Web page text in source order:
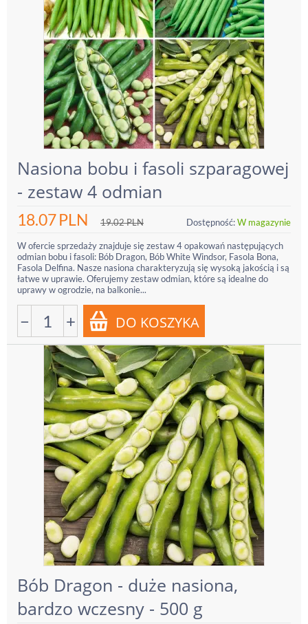
Nasiona bobu i fasoli szparagowej
- zestaw 4 odmian
18.07PLN 19.02PLN Dostępność:W magazynie
W ofercie sprzedaży znajduje się zestaw 4 opakowań następujących
odmian bobu i fasoli: Bób Dragon, Bób White Windsor, Fasola Bona,
Fasola Delfina. Nasze nasiona charakteryzują się wysoką jakością i są
łatwe w uprawie. Oferujemy zestaw odmian, które są idealne do
uprawy w ogrodzie, na balkonie...
− +
Bób Dragon - duże nasiona,
bardzo wczesny - 500 g